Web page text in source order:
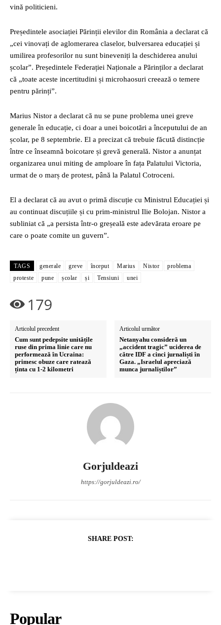
vină politicieni.
Președintele asociației Părinții elevilor din România a declarat că
„cei vinovați de aglomerarea claselor, bulversarea educației și
umilirea profesorilor nu sunt bineveniți la deschiderea anului
școlar”. Președintele Federației Naționale a Părinților a declarat
că „toate aceste incertitudini și microhaosuri creează o temere
pentru părinți”.
Marius Nistor a declarat că nu se pune problema unei greve
generale în educație, ci doar a unei boicotări a începutului de an
școlar, pe 8 septembrie. El a precizat că trebuie făcută distincție
între ce înseamnă boicotare și grevă generală. Nistor a anunțat
organizarea unui miting de amploare în fața Palatului Victoria,
urmat de o marș de protest, până la Palatul Cotroceni.
El a declarat că au avut o primă discuție cu Ministrul Educației și
au continuat discuțiile și cu prim-ministrul Ilie Bolojan. Nistor a
subliniat că „a persista într-o greșeală este adevărata eroare pe
care o poate comite un guvern”.
TAGS generale greve început Marius Nistor
problema
proteste
pune școlar și Tensiuni unei
179
Articolul precedent
Cum sunt pedepsite unitățile
ruse din prima linie care nu
performează în Ucraina:
primesc obuze care ratează
ținta cu 1-2 kilometri
Articolul următor
Netanyahu consideră un
„accident tragic” uciderea de
către IDF a cinci jurnaliști în
Gaza. „Israelul apreciază
munca jurnaliștilor”
Gorjuldeazi
https://gorjuldeazi.ro/
SHARE POST:
Popular